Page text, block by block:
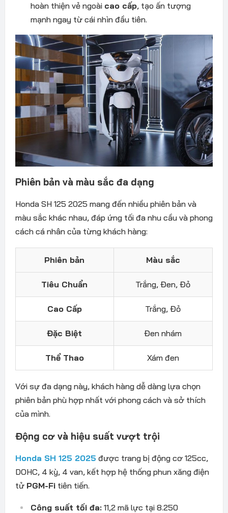
hoàn thiện vẻ ngoài cao cấp, tạo ấn tượng
mạnh ngay từ cái nhìn đầu tiên.
Phiên bản và màu sắc đa dạng
Honda SH 125 2025 mang đến nhiều phiên bản và
màu sắc khác nhau, đáp ứng tối đa nhu cầu và phong
cách cá nhân của từng khách hàng:
Phiên bản Màu sắc
Tiêu Chuẩn Trắng, Đen, Đỏ
Cao Cấp Trắng, Đỏ
Đặc Biệt Đen nhám
Thể Thao Xám đen
Với sự đa dạng này, khách hàng dễ dàng lựa chọn
phiên bản phù hợp nhất với phong cách và sở thích
của mình.
Động cơ và hiệu suất vượt trội
Honda SH 125 2025 được trang bị động cơ 125cc,
DOHC, 4 kỳ, 4 van, kết hợp hệ thống phun xăng điện
tử PGM-Fitiên tiến.
Công suất tối đa:11,2 mã lực tại 8.250